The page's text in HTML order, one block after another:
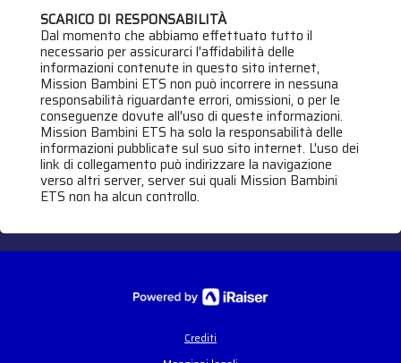
SCARICO DI RESPONSABILITÀ
Dal momento che abbiamo effettuato tutto il
necessario per assicurarci l'affidabilità delle
informazioni contenute in questo sito internet,
Mission Bambini ETS non può incorrere in nessuna
responsabilità riguardante errori, omissioni, o per le
conseguenze dovute all'uso di queste informazioni.
Mission Bambini ETS ha solo la responsabilità delle
informazioni pubblicate sul suo sito internet. L'uso dei
link di collegamento può indirizzare la navigazione
verso altri server, server sui quali Mission Bambini
ETS non ha alcun controllo.
Crediti